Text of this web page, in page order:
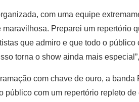
com uma equipe
Preparei um repertório
que admiro e que todo o
torna o show ainda mais
com chave de ouro, a
público com um repertório repleto